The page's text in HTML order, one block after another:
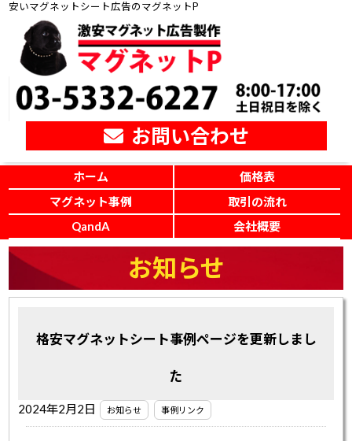
安いマグネットシート広告のマグネットP
お問い合わせ
ホーム
価格表
マグネット事例
取引の流れ
QandA
会社概要
お知らせ
格安マグネットシート事例ページを更新しまし
た
2024年2月2日 お知らせ 事例リンク